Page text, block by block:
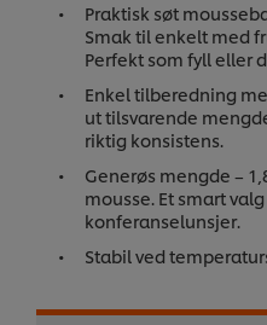
Praktisk søt
Smak til enkelt med
Perfekt som fyll eller
Enkel tilberedning
ut tilsvarende
riktig konsistens.
Generøs mengde –
mousse. Et smart
konferanselunsjer.
Stabil ved